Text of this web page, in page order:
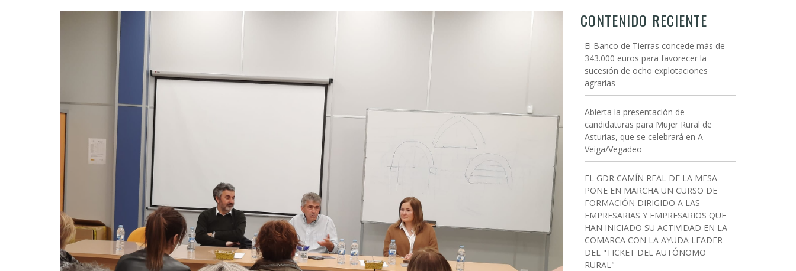
CONTENIDO RECIENTE
El Banco de Tierras concede más de
343.000 euros para favorecer la
sucesión de ocho explotaciones
agrarias
Abierta la presentación de
candidaturas para Mujer Rural de
Asturias, que se celebrará en A
Veiga/Vegadeo
EL GDR CAMÍN REAL DE LA MESA
PONE EN MARCHA UN CURSO DE
FORMACIÓN DIRIGIDO A LAS
EMPRESARIAS Y EMPRESARIOS QUE
HAN INICIADO SU ACTIVIDAD EN LA
COMARCA CON LA AYUDA LEADER
DEL "TICKET DEL AUTÓNOMO
RURAL"